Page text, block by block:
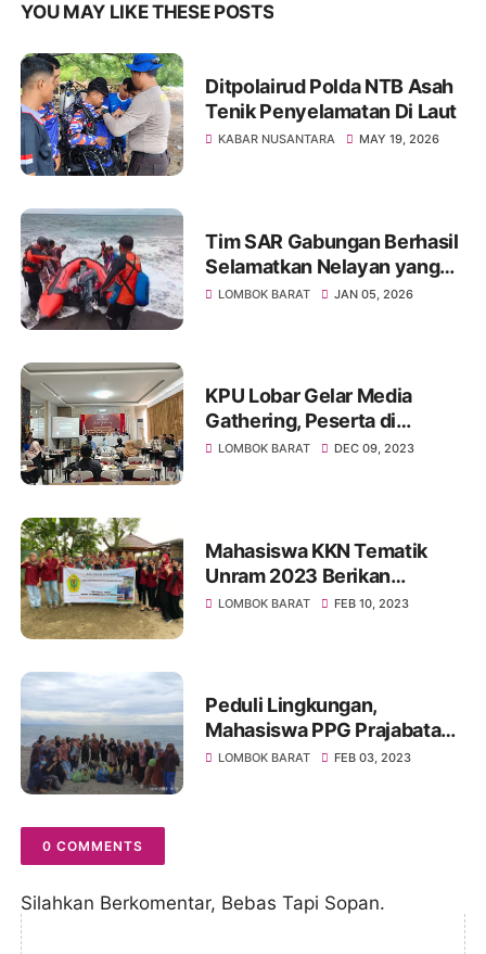
YOU MAY LIKE THESE POSTS
Ditpolairud Polda NTB Asah
Tenik Penyelamatan Di Laut
KABAR NUSANTARA MAY 19, 2026
Tim SAR Gabungan Berhasil
Selamatkan Nelayan yang
Pingsan di Tengah Laut
LOMBOK BARAT JAN 05, 2026
KPU Lobar Gelar Media
Gathering, Peserta di
Harapkan Turut Sukseskan
LOMBOK BARAT DEC 09, 2023
Mahasiswa KKN Tematik
Unram 2023 Berikan
Penyuluhan Pemanfaatan
LOMBOK BARAT FEB 10, 2023
Peduli Lingkungan,
Mahasiswa PPG Prajabatan
UM Mataram Lakukan Aksi
LOMBOK BARAT FEB 03, 2023
0 COMMENTS
Silahkan Berkomentar, Bebas Tapi Sopan.